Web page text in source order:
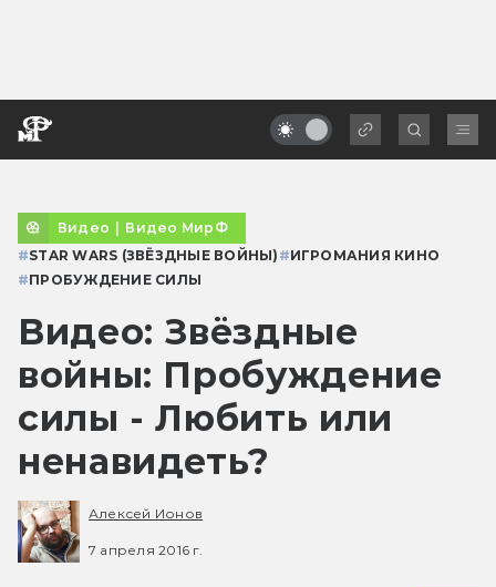
Видео | Видео МирФ
#STAR WARS (ЗВЁЗДНЫЕ ВОЙНЫ) #ИГРОМАНИЯ КИНО
#ПРОБУЖДЕНИЕ СИЛЫ
Видео: Звёздные
войны: Пробуждение
силы - Любить или
ненавидеть?
Алексей Ионов
7 апреля 2016 г.